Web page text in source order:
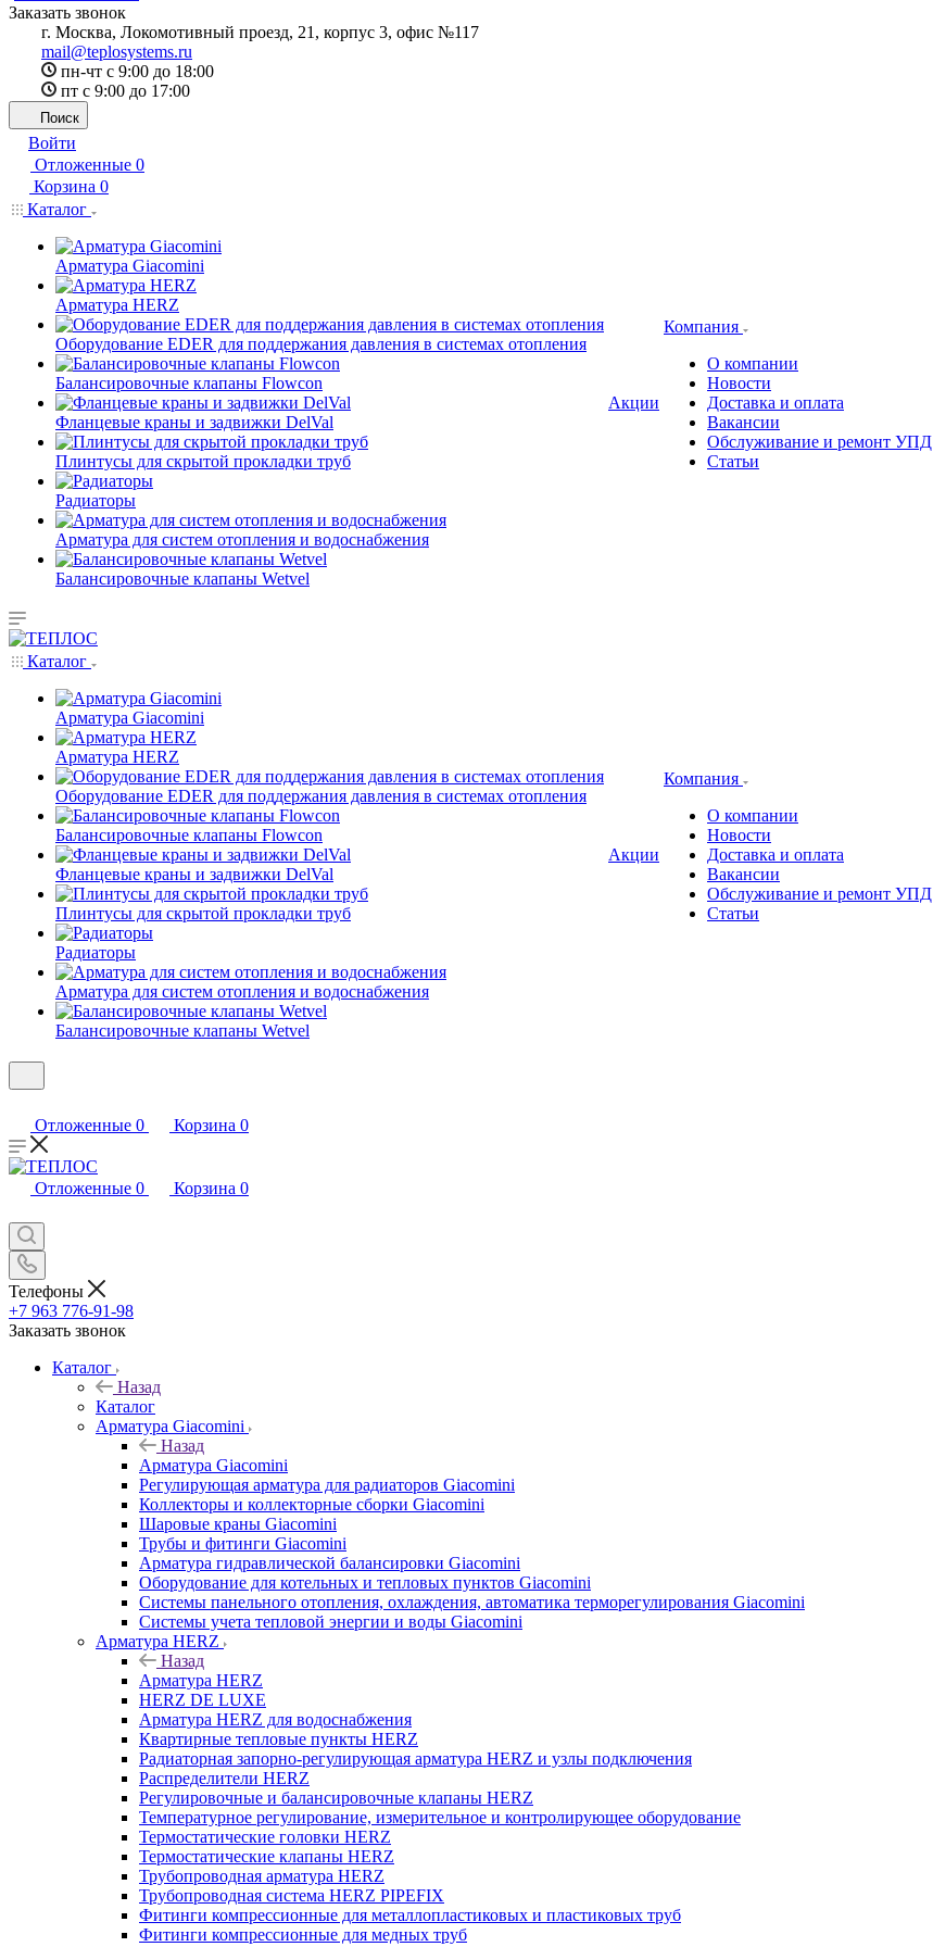
Заказать звонок
г. Москва, Локомотивный проезд, 21, корпус 3, офис №117
mail@teplosystems.ru
пн-чт с 9:00 до 18:00
пт с 9:00 до 17:00
Поиск
Войти
Отложенные 0
Корзина 0
Каталог
Арматура Giacomini
Арматура HERZ
Оборудование EDER для поддержания давления в системах отопления
Балансировочные клапаны Flowcon
Фланцевые краны и задвижки DelVal
Плинтусы для скрытой прокладки труб
Радиаторы
Арматура для систем отопления и водоснабжения
Балансировочные клапаны Wetvel
Акции
Компания
О компании
Новости
Доставка и оплата
Вакансии
Обслуживание и ремонт УПД
Статьи
Каталог
Арматура Giacomini
Арматура HERZ
Оборудование EDER для поддержания давления в системах отопления
Балансировочные клапаны Flowcon
Фланцевые краны и задвижки DelVal
Плинтусы для скрытой прокладки труб
Радиаторы
Арматура для систем отопления и водоснабжения
Балансировочные клапаны Wetvel
Акции
Компания
О компании
Новости
Доставка и оплата
Вакансии
Обслуживание и ремонт УПД
Статьи
Отложенные 0 Корзина 0
Отложенные 0 Корзина 0
Телефоны
+7 963 776-91-98
Заказать звонок
Каталог
Назад
Каталог
Арматура Giacomini
Назад
Арматура Giacomini
Регулирующая арматура для радиаторов Giacomini
Коллекторы и коллекторные сборки Giacomini
Шаровые краны Giacomini
Трубы и фитинги Giacomini
Арматура гидравлической балансировки Giacomini
Оборудование для котельных и тепловых пунктов Giacomini
Системы панельного отопления, охлаждения, автоматика терморегулирования Giacomini
Системы учета тепловой энергии и воды Giacomini
Арматура HERZ
Назад
Арматура HERZ
HERZ DE LUXE
Арматура HERZ для водоснабжения
Квартирные тепловые пункты HERZ
Радиаторная запорно-регулирующая арматура HERZ и узлы подключения
Распределители HERZ
Регулировочные и балансировочные клапаны HERZ
Температурное регулирование, измерительное и контролирующее оборудование
Термостатические головки HERZ
Термостатические клапаны HERZ
Трубопроводная арматура HERZ
Трубопроводная система HERZ PIPEFIX
Фитинги компрессионные для металлопластиковых и пластиковых труб
Фитинги компрессионные для медных труб